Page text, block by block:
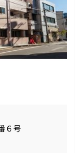
６号